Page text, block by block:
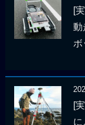
[
動
ボ
[
に